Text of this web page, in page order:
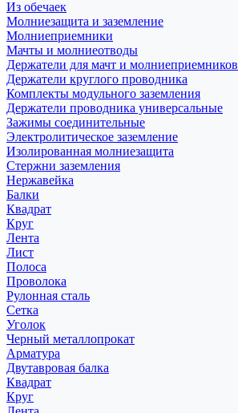
Из обечаек
Молниезащита и заземление
Молниеприемники
Мачты и молниеотводы
Держатели для мачт и молниеприемников
Держатели круглого проводника
Комплекты модульного заземления
Держатели проводника универсальные
Зажимы соединительные
Электролитическое заземление
Изолированная молниезащита
Стержни заземления
Нержавейка
Балки
Квадрат
Круг
Лента
Лист
Полоса
Проволока
Рулонная сталь
Сетка
Уголок
Черный металлопрокат
Арматура
Двутавровая балка
Квадрат
Круг